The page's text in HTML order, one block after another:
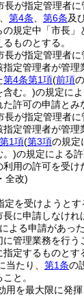
長が指定管理者
第4条 第6条及
の規定中「市長」
ものとする。
長が指定管理者
定管理者が管理
第4条第1項(前項
含む。)の規定によ
許可の申請とみ
長が指定管理者
定管理者が管理
1項(第3項の規定
。)の規定による
用の許可を受け
全改)
定を受けようと
に申請しなけれ
よる申請があっ
管理業務を行う
定するものとす
当たり、 第1条の
と。
用を最大限に発揮